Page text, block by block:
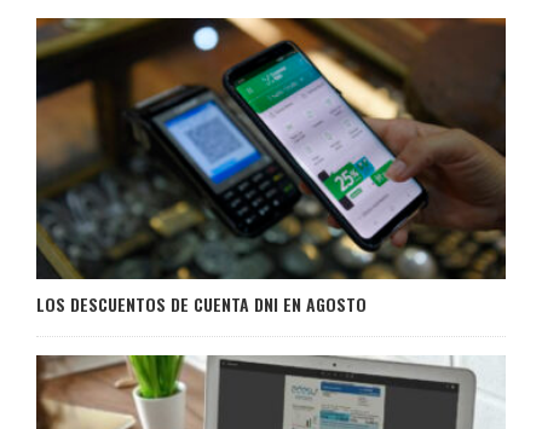
LOS DESCUENTOS DE CUENTA DNI EN AGOSTO